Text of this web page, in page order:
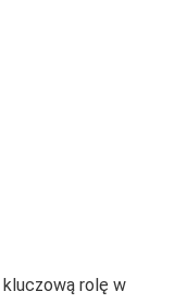
rolę w